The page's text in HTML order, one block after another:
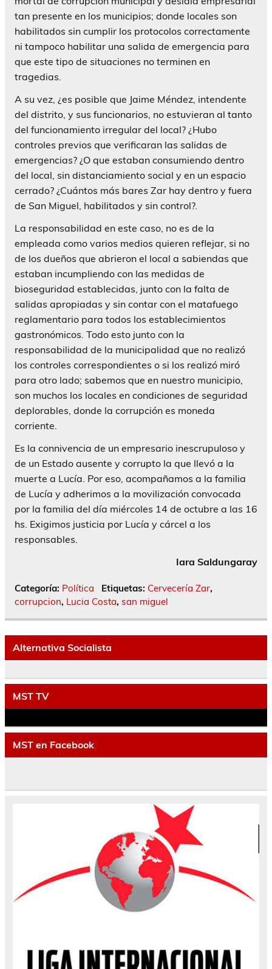
tan presente en los municipios; donde locales son
habilitados sin cumplir los protocolos correctamente
ni tampoco habilitar una salida de emergencia para
que este tipo de situaciones no terminen en
tragedias.
A su vez, ¿es posible que Jaime Méndez, intendente
del distrito, y sus funcionarios, no estuvieran al tanto
del funcionamiento irregular del local? ¿Hubo
controles previos que verificaran las salidas de
emergencias? ¿O que estaban consumiendo dentro
del local, sin distanciamiento social y en un espacio
cerrado? ¿Cuántos más bares Zar hay dentro y fuera
de San Miguel, habilitados y sin control?.
La responsabilidad en este caso, no es de la
empleada como varios medios quieren reflejar, si no
de los dueños que abrieron el local a sabiendas que
estaban incumpliendo con las medidas de
bioseguridad establecidas, junto con la falta de
salidas apropiadas y sin contar con el matafuego
reglamentario para todos los establecimientos
gastronómicos. Todo esto junto con la
responsabilidad de la municipalidad que no realizó
los controles correspondientes o si los realizó miró
para otro lado; sabemos que en nuestro municipio,
son muchos los locales en condiciones de seguridad
deplorables, donde la corrupción es moneda
corriente.
Es la connivencia de un empresario inescrupuloso y
de un Estado ausente y corrupto la que llevó a la
muerte a Lucía. Por eso, acompañamos a la familia
de Lucía y adherimos a la movilización convocada
por la familia del día miércoles 14 de octubre a las 16
hs. Exigimos justicia por Lucía y cárcel a los
responsables.
Iara Saldungaray
Categoría: Política Etiquetas: Cervecería Zar,
corrupcion, Lucia Costa, san miguel
Alternativa Socialista
MST TV
MST en Facebook